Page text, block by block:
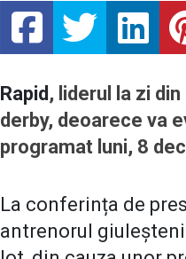
Rapid , liderul la zi din
derby, deoarece va
programat luni, 8
La conferința de
antrenorul